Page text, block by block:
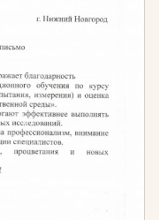
дела
сферы
нефтегазовой